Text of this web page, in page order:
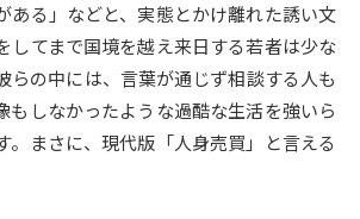
特集 夢ナビライブ
験準備 資料検索
ある」などと、実態とかけ離れた誘い文
してまで国境を越え来日する若者は少な
らの中には、言葉が通じず相談する人も
もしなかったような過酷な生活を強いら
。まさに、現代版「人身売買」と言える